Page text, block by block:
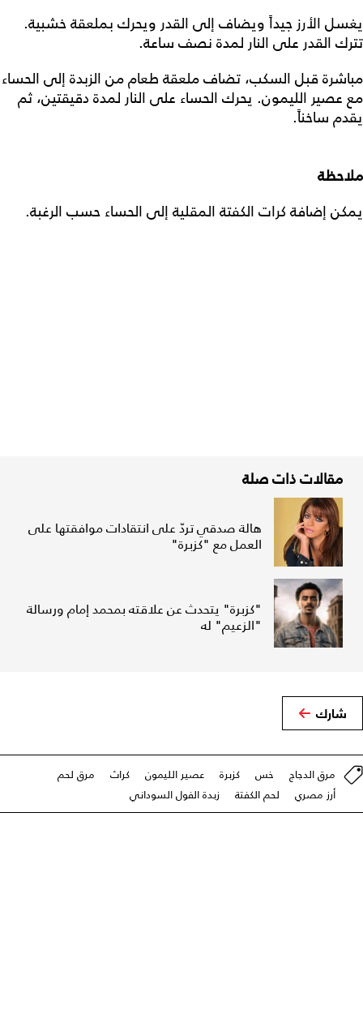
يغسل الأرز جيداً ويضاف إلى القدر ويحرك بملعقة خشبية.
تترك القدر على النار لمدة نصف ساعة.
مباشرة قبل السكب، تضاف ملعقة طعام من الزبدة إلى الحساء
مع عصير الليمون. يحرك الحساء على النار لمدة دقيقتين، ثم
يقدم ساخناً.
ملاحظة
يمكن إضافة كرات الكفتة المقلية إلى الحساء حسب الرغبة.
مقالات ذات صلة
هالة صدقي تردّ على انتقادات موافقتها على
العمل مع "كزبرة"
"كزبرة" يتحدث عن علاقته بمحمد إمام ورسالة
"الزعيم" له
شارك
مرق الدجاج خس كزبرة عصير الليمون كراث
مرق لحم
أرز مصري
لحم الكفتة زبدة الفول السوداني